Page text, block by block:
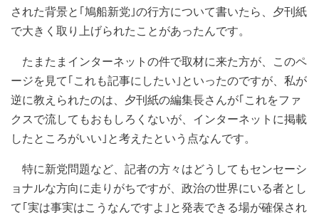
された背景と｢鳩船新党｣の行方について書いたら、夕刊紙
で大きく取り上げられたことがあったんです。
たまたまインターネットの件で取材に来た方が、このペ
ージを見て｢これも記事にしたい｣といったのですが、私が
逆に教えられたのは、夕刊紙の編集長さんが｢これをファ
クスで流してもおもしろくないが、インターネットに掲載
したところがいい｣と考えたという点なんです。
特に新党問題など、記者の方々はどうしてもセンセーシ
ョナルな方向に走りがちですが、政治の世界にいる者とし
て｢実は事実はこうなんですよ｣と発表できる場が確保され